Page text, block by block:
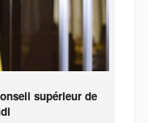
supérieur de